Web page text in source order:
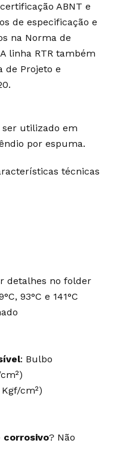
ABNT e
de especificação e
na Norma de
linha RTR também
de Projeto e
ser utilizado em
por espuma.
técnicas
detalhes no folder
93°C e 141°C
: Bulbo
cm²)
corrosivo? Não